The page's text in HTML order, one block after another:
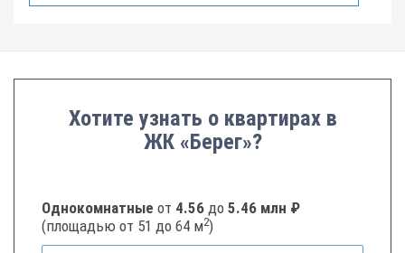
Хотите узнать о квартирах в
ЖК «Берег»?
Однокомнатные от 4.56 до 5.46 млн ₽
(площадью от 51 до 64 м2)